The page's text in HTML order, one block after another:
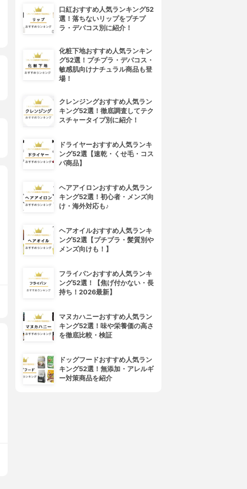
口紅おすすめ人気ランキング52
選！落ちないリップをプチプ
ラ・デパコス別に紹介！
化粧下地おすすめ人気ランキン
グ52選！プチプラ・デパコス・
敏感肌向けナチュラル商品も登
場！
クレンジングおすすめ人気ラン
キング52選！徹底調査してテク
スチャータイプ別に紹介！
ドライヤーおすすめ人気ランキ
ング52選【速乾・くせ毛・コス
パ商品】
ヘアアイロンおすすめ人気ラン
キング52選！初心者・メンズ向
け・海外対応も♪
ヘアオイルおすすめ人気ランキ
ング52選【プチプラ・髪質別や
メンズ向けも！】
フライパンおすすめ人気ランキ
ング52選！【焦げ付かない・長
持ち！2026最新】
マヌカハニーおすすめ人気ラン
キング52選！味や栄養価の高さ
を徹底比較・検証
ドッグフードおすすめ人気ラン
キング52選！無添加・アレルギ
ー対策商品を紹介